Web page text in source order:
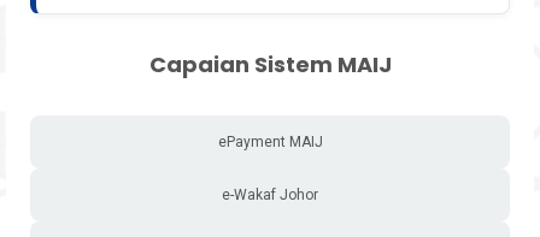
Capaian Sistem MAIJ
ePayment MAIJ
e-Wakaf Johor